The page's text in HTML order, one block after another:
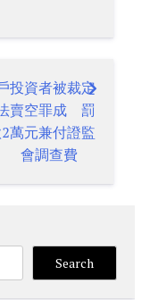
投資者被裁定
賣空罪成 罰
萬元兼付證監
會調查費
Search